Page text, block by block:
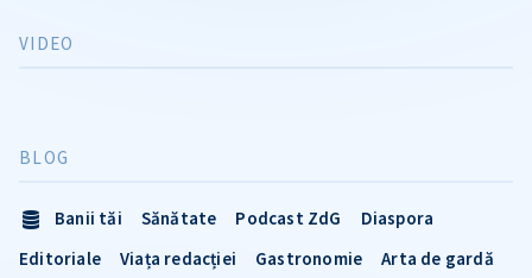
VIDEO
BLOG
Banii tăi Sănătate Podcast ZdG
Diaspora
Editoriale
Viața redacției Gastronomie
Arta de gardă